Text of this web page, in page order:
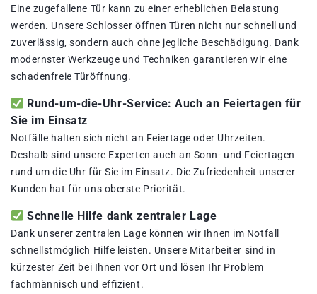
Eine zugefallene Tür kann zu einer erheblichen Belastung
werden. Unsere Schlosser öffnen Türen nicht nur schnell und
zuverlässig, sondern auch ohne jegliche Beschädigung. Dank
modernster Werkzeuge und Techniken garantieren wir eine
schadenfreie Türöffnung.
Rund-um-die-Uhr-Service: Auch an Feiertagen für
Sie im Einsatz
Notfälle halten sich nicht an Feiertage oder Uhrzeiten.
Deshalb sind unsere Experten auch an Sonn- und Feiertagen
rund um die Uhr für Sie im Einsatz. Die Zufriedenheit unserer
Kunden hat für uns oberste Priorität.
Schnelle Hilfe dank zentraler Lage
Dank unserer zentralen Lage können wir Ihnen im Notfall
schnellstmöglich Hilfe leisten. Unsere Mitarbeiter sind in
kürzester Zeit bei Ihnen vor Ort und lösen Ihr Problem
fachmännisch und effizient.